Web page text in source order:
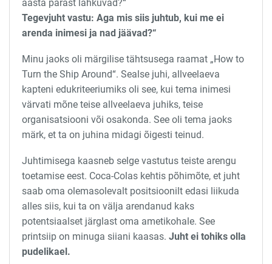
aasta pärast lahkuvad?“
Tegevjuht vastu: Aga mis siis juhtub, kui me ei
arenda inimesi ja nad jäävad?“
Minu jaoks oli märgilise tähtsusega raamat „How to
Turn the Ship Around“. Sealse juhi, allveelaeva
kapteni edukriteeriumiks oli see, kui tema inimesi
värvati mõne teise allveelaeva juhiks, teise
organisatsiooni või osakonda. See oli tema jaoks
märk, et ta on juhina midagi õigesti teinud.
Juhtimisega kaasneb selge vastutus teiste arengu
toetamise eest. Coca-Colas kehtis põhimõte, et juht
saab oma olemasolevalt positsioonilt edasi liikuda
alles siis, kui ta on välja arendanud kaks
potentsiaalset järglast oma ametikohale. See
printsiip on minuga siiani kaasas. Juht ei tohiks olla
pudelikael.